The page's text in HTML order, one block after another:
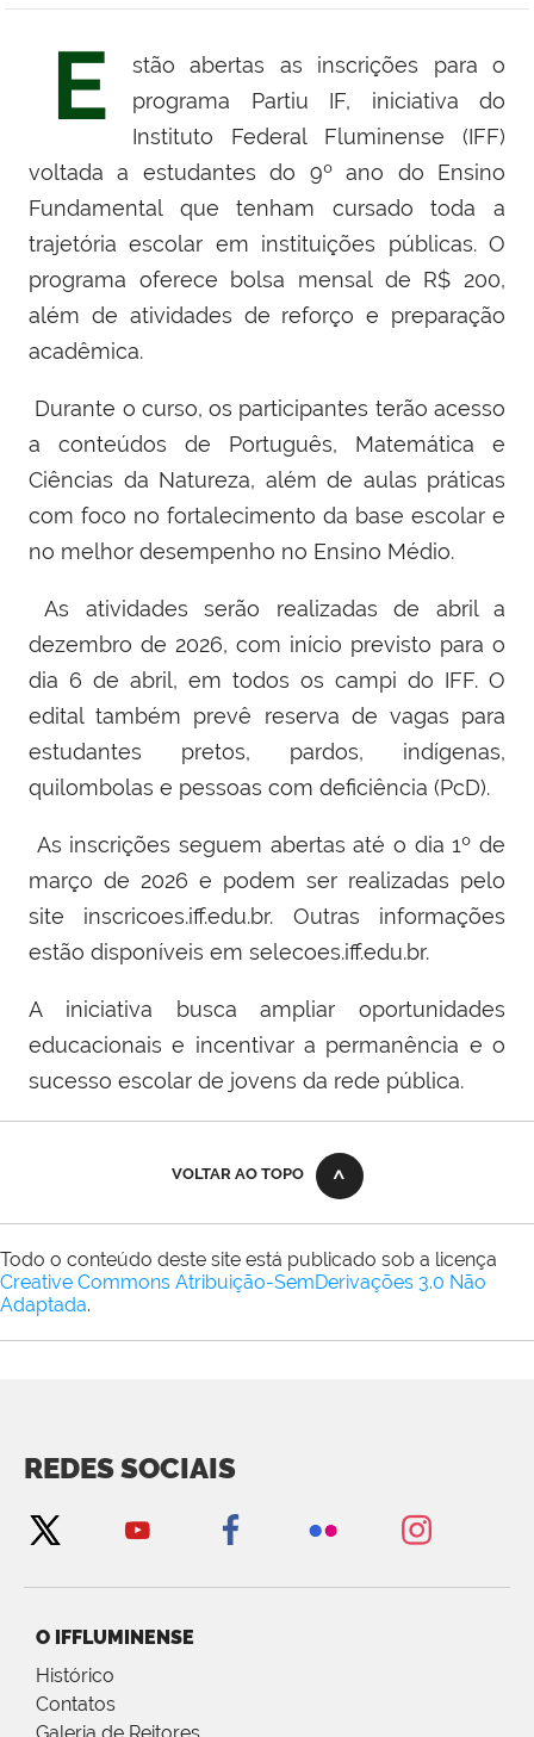
E
stão abertas as inscrições para o
programa Partiu IF, iniciativa do
Instituto Federal Fluminense (IFF)
voltada a estudantes do 9º ano do Ensino
Fundamental que tenham cursado toda a
trajetória escolar em instituições públicas. O
programa oferece bolsa mensal de R$ 200,
além de atividades de reforço e preparação
acadêmica.
Durante o curso, os participantes terão acesso
a conteúdos de Português, Matemática e
Ciências da Natureza, além de aulas práticas
com foco no fortalecimento da base escolar e
no melhor desempenho no Ensino Médio.
As atividades serão realizadas de abril a
dezembro de 2026, com início previsto para o
dia 6 de abril, em todos os campi do IFF. O
edital também prevê reserva de vagas para
estudantes pretos, pardos, indígenas,
quilombolas e pessoas com deficiência (PcD).
As inscrições seguem abertas até o dia 1º de
março de 2026 e podem ser realizadas pelo
site inscricoes.iff.edu.br. Outras informações
estão disponíveis em selecoes.iff.edu.br.
A iniciativa busca ampliar oportunidades
educacionais e incentivar a permanência e o
sucesso escolar de jovens da rede pública.
VOLTAR AO TOPO
Todo o conteúdo deste site está publicado sob a licença
Creative Commons Atribuição-SemDerivações 3.0 Não
Adaptada.
REDES SOCIAIS
O IFFLUMINENSE
Histórico
Contatos